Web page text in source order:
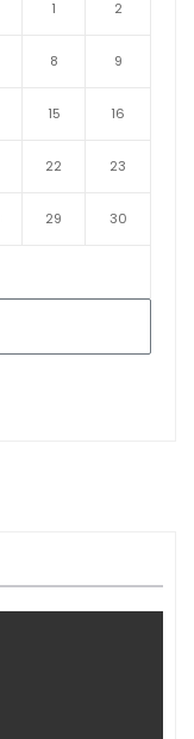
1 2
8 9
15 16
22 23
29 30